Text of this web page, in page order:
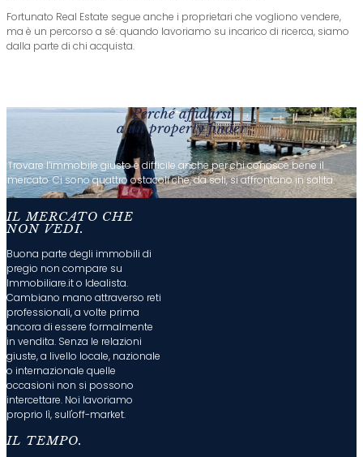
Fortunato Real Estate segue anche i proprietari che vogliono vendere,
ma è un percorso a sé: quando lavoriamo su incarico di ricerca, siamo
dalla parte di chi acquista.
Perché affidarsi
a un property finder
Trovare l’immobile giusto è difficile anche per chi conosce bene il
mercato. Ci sono quattro ostacoli che, da soli, si affrontano in salita.
IL MERCATO CHE
NON VEDI.
Buona parte degli immobili di
pregio non compare su
Immobiliare.it o Idealista.
Cambiano mano attraverso reti
professionali, a volte prima
ancora di essere formalmente
in vendita. Senza le relazioni
giuste, a livello locale, nazionale
o internazionale quelle
occasioni non si possono
intercettare. Noi lavoriamo
proprio lì, sull'off-market.
IL TEMPO.